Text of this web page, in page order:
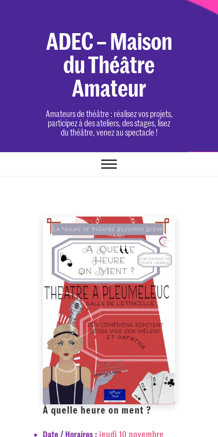
ADEC – Maison
du Théâtre
Amateur
Amateurs de théâtre : réalisez vos projets,
participez à des ateliers, des stages, lisez
du théâtre, venez au spectacle !
À quelle heure on ment ?
Date / Horaires : jeudi 10 novembre